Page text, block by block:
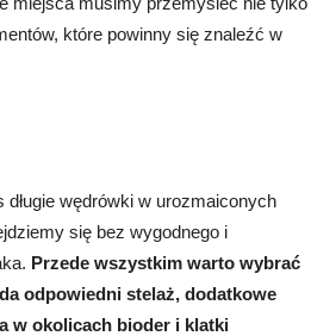
które powinny się znaleźć w
długie wędrówki w urozmaiconych
się bez wygodnego i
Przede wszystkim warto wybrać
odpowiedni stelaż, dodatkowe
w okolicach bioder i klatki